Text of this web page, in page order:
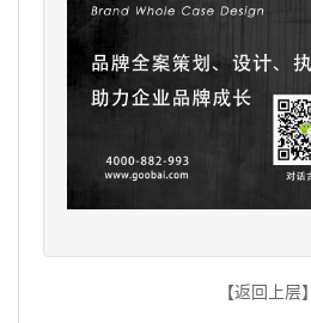
【返回上层】